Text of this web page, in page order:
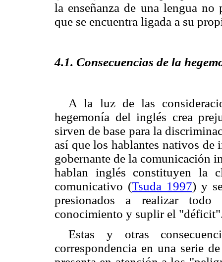
la enseñanza de una lengua
que se encuentra ligada a su
4.1. Consecuencias de la
A la luz de las
hegemonía del inglés crea
sirven de base para la
así que los hablantes nativos
gobernante de la comunicación
hablan inglés constituyen la
comunicativo (Tsuda 1997) y
presionados a realizar
conocimiento y suplir el
Estas y otras
correspondencia en una serie